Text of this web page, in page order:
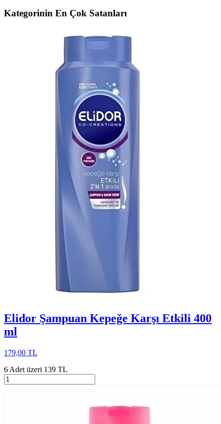
Kategorinin En Çok Satanları
Elidor Şampuan Kepeğe Karşı Etkili 400
ml
179,00 TL
6 Adet üzeri 139 TL